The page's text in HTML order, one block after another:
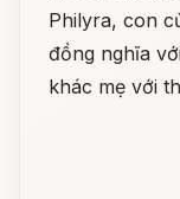
Philyra, con
đồng nghĩa
khác mẹ với